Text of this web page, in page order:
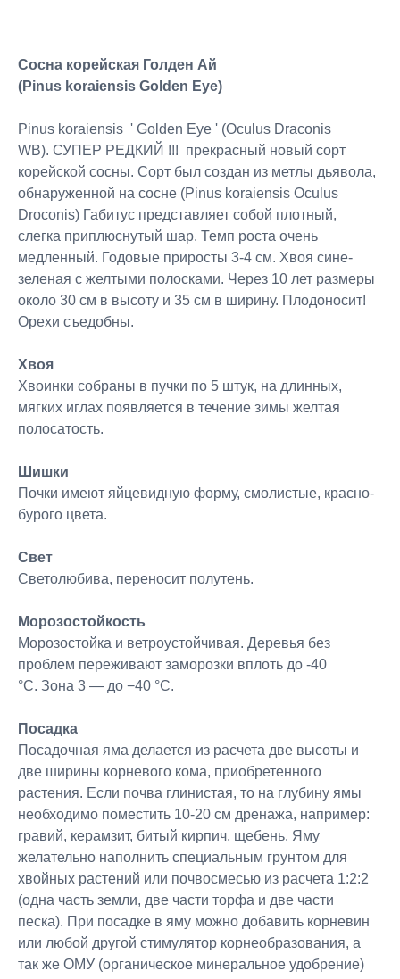
Сосна корейская Голден Ай
(Pinus koraiensis Golden Eye)
Pinus koraiensis ' Golden Eye ' (Oculus Draconis
WB). СУПЕР РЕДКИЙ !!! прекрасный новый сорт
корейской сосны. Сорт был создан из метлы дьявола,
обнаруженной на сосне (Pinus koraiensis Oculus
Droconis) Габитус представляет собой плотный,
слегка приплюснутый шар. Темп роста очень
медленный. Годовые приросты 3-4 см. Хвоя сине-
зеленая с желтыми полосками. Через 10 лет размеры
около 30 см в высоту и 35 см в ширину. Плодоносит!
Орехи съедобны.
Хвоя
Хвоинки собраны в пучки по 5 штук, на длинных,
мягких иглах появляется в течение зимы желтая
полосатость.
Шишки
Почки имеют яйцевидную форму, смолистые, красно-
бурого цвета.
Свет
Светолюбива, переносит полутень.
Морозостойкость
Морозостойка и ветроустойчивая. Деревья без
проблем переживают заморозки вплоть до -40
°C. Зона 3 — до −40 °C.
Посадка
Посадочная яма делается из расчета две высоты и
две ширины корневого кома, приобретенного
растения. Если почва глинистая, то на глубину ямы
необходимо поместить 10-20 см дренажа, например:
гравий, керамзит, битый кирпич, щебень. Яму
желательно наполнить специальным грунтом для
хвойных растений или почвосмесью из расчета 1:2:2
(одна часть земли, две части торфа и две части
песка). При посадке в яму можно добавить корневин
или любой другой стимулятор корнеобразования, а
так же ОМУ (органическое минеральное удобрение)